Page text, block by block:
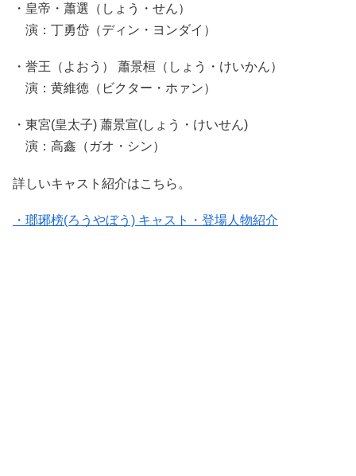
・皇帝・蕭選（しょう・せん）
演：丁勇岱（ディン・ヨンダイ）
・誉王（よおう） 蕭景桓（しょう・けいかん）
演：黄維徳（ビクター・ホァン）
・東宮(皇太子) 蕭景宣(しょう・けいせん)
演：高鑫（ガオ・シン）
詳しいキャスト紹介はこちら。
・瑯琊榜(ろうやぼう) キャスト・登場人物紹介